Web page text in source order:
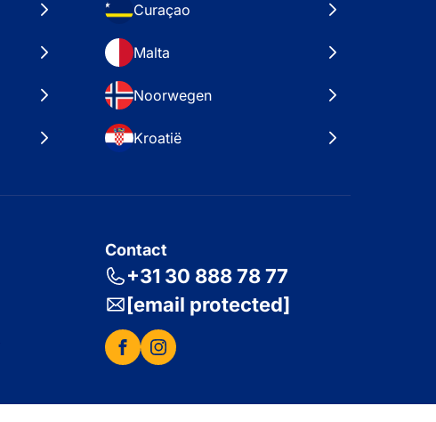
Curaçao
Malta
Noorwegen
Kroatië
Contact
+31 30 888 78 77
[email protected]